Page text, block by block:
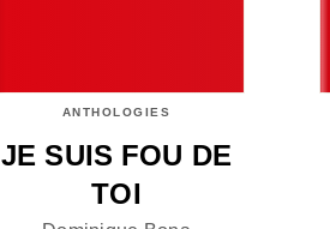
ANTHOLOGIES
JE SUIS FOU DE
TOI